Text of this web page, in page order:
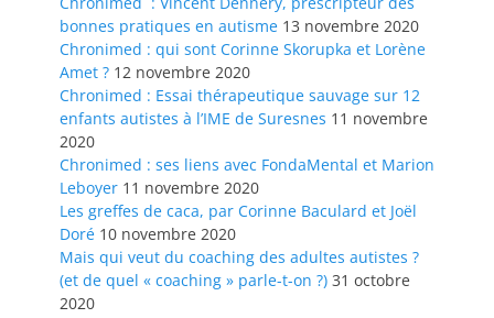
bonnes pratiques en autisme 13 novembre 2020
Chronimed : qui sont Corinne Skorupka et Lorène
Amet ? 12 novembre 2020
Chronimed : Essai thérapeutique sauvage sur 12
enfants autistes à l’IME de Suresnes 11 novembre
2020
Chronimed : ses liens avec FondaMental et Marion
Leboyer 11 novembre 2020
Les greffes de caca, par Corinne Baculard et Joël
Doré 10 novembre 2020
Mais qui veut du coaching des adultes autistes ?
(et de quel « coaching » parle-t-on ?) 31 octobre
2020